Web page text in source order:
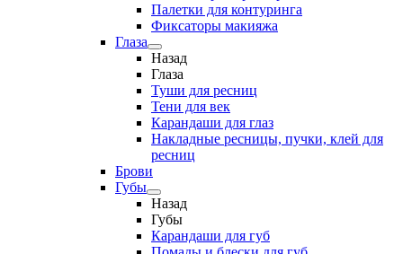
Палетки для контуринга
Фиксаторы макияжа
Глаза
Назад
Глаза
Туши для ресниц
Тени для век
Карандаши для глаз
Накладные ресницы, пучки, клей для
ресниц
Брови
Губы
Назад
Губы
Карандаши для губ